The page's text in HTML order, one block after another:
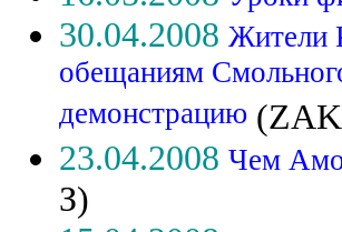
30.04.2008 Жители
обещаниям
демонстрацию
23.04.2008 Чем
З)